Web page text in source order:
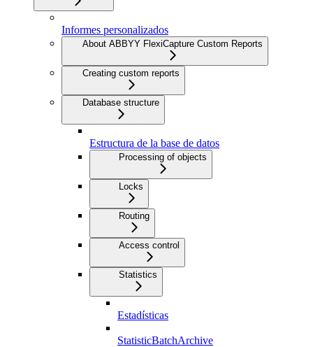
Informes personalizados
About ABBYY FlexiCapture Custom Reports
Creating custom reports
Database structure
Estructura de la base de datos
Processing of objects
Locks
Routing
Access control
Statistics
Estadísticas
StatisticBatchArchive